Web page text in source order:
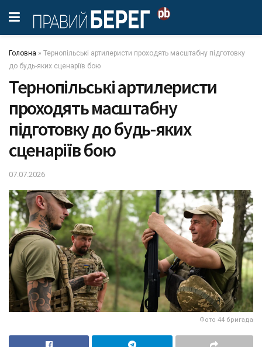
Головна » Тернопільські артилеристи проходять масштабну підготовку
до будь-яких сценаріїв бою
Тернопільські артилеристи
проходять масштабну
підготовку до будь-яких
сценаріїв бою
07.07.2026
Фото 44 бригада